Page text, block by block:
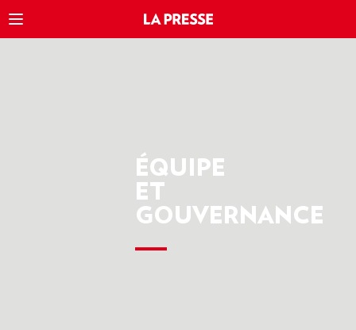
ÉQUIPE
ET
GOUVERNANCE